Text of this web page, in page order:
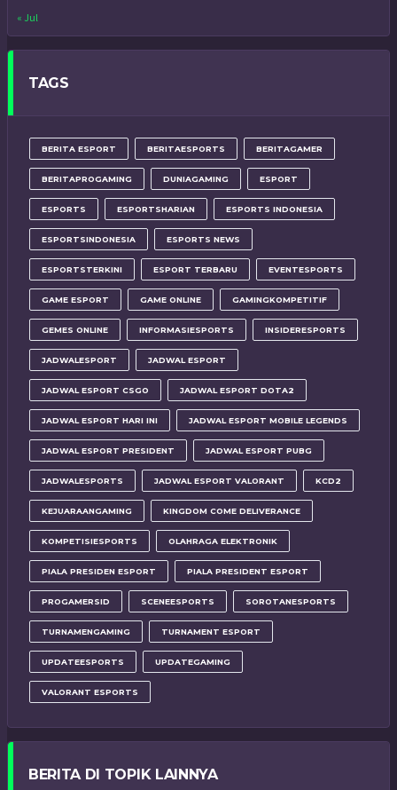
« Jul
TAGS
BERITA ESPORT BERITAESPORTS BERITAGAMER
BERITAPROGAMING DUNIAGAMING ESPORT
ESPORTS ESPORTSHARIAN ESPORTS INDONESIA
ESPORTSINDONESIA ESPORTS NEWS
ESPORTSTERKINI ESPORT TERBARU EVENTESPORTS
GAME ESPORT GAME ONLINE GAMINGKOMPETITIF
GEMES ONLINE INFORMASIESPORTS INSIDERESPORTS
JADWALESPORT JADWAL ESPORT
JADWAL ESPORT CSGO JADWAL ESPORT DOTA2
JADWAL ESPORT HARI INI JADWAL ESPORT MOBILE LEGENDS
JADWAL ESPORT PRESIDENT JADWAL ESPORT PUBG
JADWALESPORTS JADWAL ESPORT VALORANT KCD2
KEJUARAANGAMING KINGDOM COME DELIVERANCE
KOMPETISIESPORTS OLAHRAGA ELEKTRONIK
PIALA PRESIDEN ESPORT PIALA PRESIDENT ESPORT
PROGAMERSID SCENEESPORTS SOROTANESPORTS
TURNAMENGAMING TURNAMENT ESPORT
UPDATEESPORTS UPDATEGAMING
VALORANT ESPORTS
BERITA DI TOPIK LAINNYA